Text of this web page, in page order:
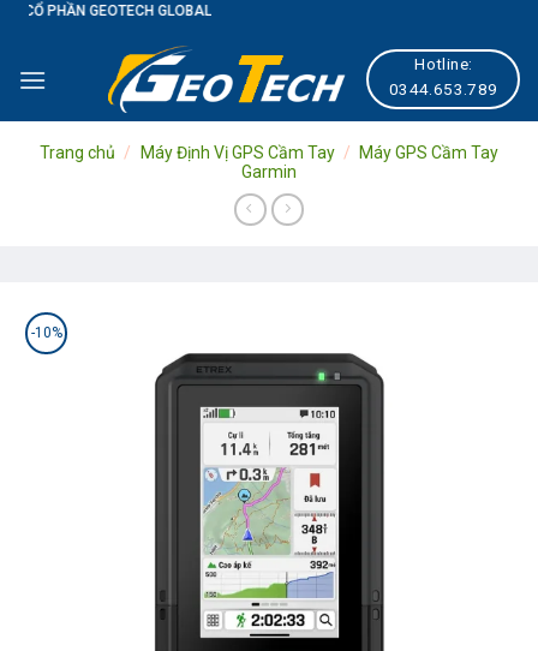
Skip
content
GLOBAL
Hotline:
0344.653.789
Trang chủ / Máy Định Vị GPS Cầm Tay /
Máy GPS Cầm Tay
Garmin
-10%